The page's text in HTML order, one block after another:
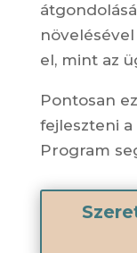
el, mint az
Pontosan
fejleszteni
Program